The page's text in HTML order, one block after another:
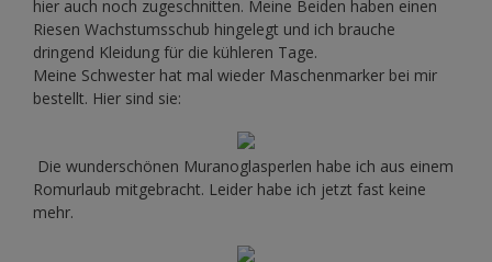
hier auch noch zugeschnitten. Meine Beiden haben einen
Riesen Wachstumsschub hingelegt und ich brauche
dringend Kleidung für die kühleren Tage.
Meine Schwester hat mal wieder Maschenmarker bei mir
bestellt. Hier sind sie:
Die wunderschönen Muranoglasperlen habe ich aus einem
Romurlaub mitgebracht. Leider habe ich jetzt fast keine
mehr.